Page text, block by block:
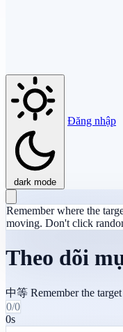
dark mode
Đăng nhập
Remember where the
moving. Don't click
Theo dõi
中等 Remember the target
0/0
0s